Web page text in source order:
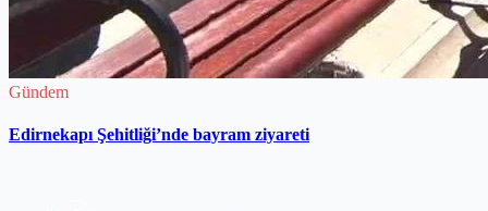
Gündem
Edirnekapı Şehitliği’nde bayram ziyareti